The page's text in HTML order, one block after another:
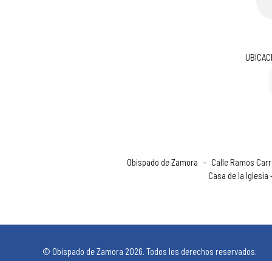
Obispado de Zamora – Calle Ramos
Casa de la Iglesia
© Obispado de Zamora 2026. Todos los derechos reservados.